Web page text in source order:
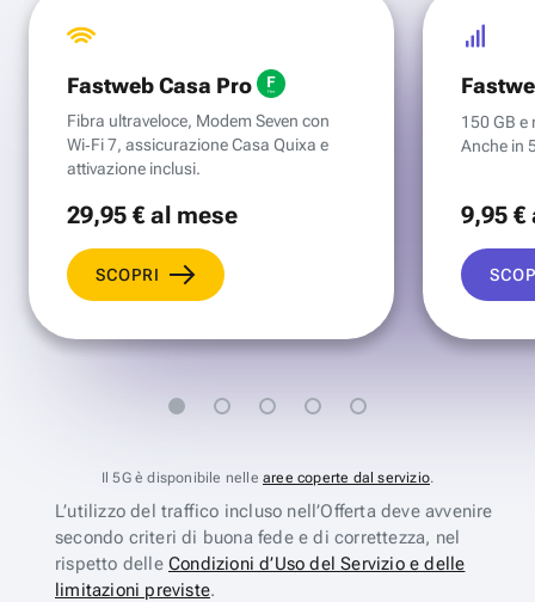
Fastweb Casa Pro
Fibra ultraveloce, Modem Seven con
Wi‑Fi 7, assicurazione Casa Quixa e
attivazione inclusi.
29,95 €al mese
SCOPRI
150 GB e
Anche in
9,95 €
Il 5G è disponibile nelle aree coperte dal servizio.
L’utilizzo del traffico incluso nell’Offerta deve avvenire
secondo criteri di buona fede e di correttezza, nel
rispetto delle Condizioni d’Uso del Servizio e delle
limitazioni previste.